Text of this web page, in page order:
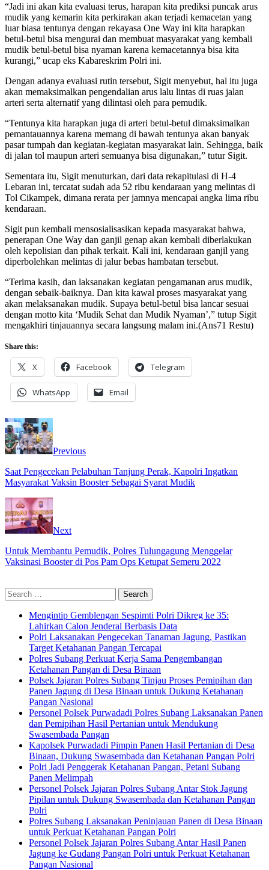
“Jadi ini akan kita evaluasi terus, harapan kita prediksi puncak arus
mudik yang kemarin kita perkirakan akan terjadi kemacetan yang
luar biasa tentunya dengan rekayasa One Way ini kita harapkan
betul-betul bisa mengurai dan membuat masyarakat yang kembali
mudik betul-betul bisa nyaman karena kemacetannya bisa kita
kurangi,” ucap eks Kabareskrim Polri ini.
Dengan adanya evaluasi rutin tersebut, Sigit menyebut, hal itu juga
akan memaksimalkan pengendalian arus lalu lintas di ruas jalan
arteri serta alternatif yang dilintasi oleh para pemudik.
“Tentunya kita harapkan juga di arteri betul-betul dimaksimalkan
pemantauannya karena memang di bawah tentunya akan banyak
pasar tumpah dan kegiatan-kegiatan masyarakat lain. Sehingga, baik
di jalan tol maupun arteri semuanya bisa digunakan,” tutur Sigit.
Sementara itu, Sigit menuturkan, dari data rekapitulasi di H-4
Lebaran ini, tercatat sudah ada 52 ribu kendaraan yang melintas di
Tol Cikampek, dimana rerata per jamnya mencapai angka lima ribu
kendaraan.
Sigit pun kembali mensosialisasikan kepada masyarakat bahwa,
penerapan One Way dan ganjil genap akan kembali diberlakukan
oleh kepolisian dan pihak terkait. Kali ini, kendaraan ganjil yang
diperbolehkan melintas di jalur bebas hambatan tersebut.
“Terima kasih, dan laksanakan kegiatan pengamanan arus mudik,
dengan sebaik-baiknya. Dan kita kawal proses masyarakat yang
akan melaksanakan mudik. Supaya betul-betul bisa lancar sesuai
dengan motto kita ‘Mudik Sehat dan Mudik Nyaman’,” tutup Sigit
mengakhiri tinjauannya secara langsung malam ini.(Ans71 Restu)
Share this:
X Facebook Telegram
WhatsApp Email
Previous
Saat Pengecekan Pelabuhan Tanjung Perak, Kapolri Ingatkan
Masyarakat Vaksin Booster Sebagai Syarat Mudik
Next
Untuk Membantu Pemudik, Polres Tulungagung Menggelar
Vaksinasi Booster di Pos Pam Ops Ketupat Semeru 2022
Search
for:
Mengintip Gemblengan Sespimti Polri Dikreg ke 35:
Lahirkan Calon Jenderal Berbasis Data
Polri Laksanakan Pengecekan Tanaman Jagung, Pastikan
Target Ketahanan Pangan Tercapai
Polres Subang Perkuat Kerja Sama Pengembangan
Ketahanan Pangan di Desa Binaan
Polsek Jajaran Polres Subang Tinjau Proses Pemipihan dan
Panen Jagung di Desa Binaan untuk Dukung Ketahanan
Pangan Nasional
Personel Polsek Purwadadi Polres Subang Laksanakan Panen
dan Pemipihan Hasil Pertanian untuk Mendukung
Swasembada Pangan
Kapolsek Purwadadi Pimpin Panen Hasil Pertanian di Desa
Binaan, Dukung Swasembada dan Ketahanan Pangan Polri
Polri Jadi Penggerak Ketahanan Pangan, Petani Subang
Panen Melimpah
Personel Polsek Jajaran Polres Subang Antar Stok Jagung
Pipilan untuk Dukung Swasembada dan Ketahanan Pangan
Polri
Polres Subang Laksanakan Peninjauan Panen di Desa Binaan
untuk Perkuat Ketahanan Pangan Polri
Personel Polsek Jajaran Polres Subang Antar Hasil Panen
Jagung ke Gudang Pangan Polri untuk Perkuat Ketahanan
Pangan Nasional